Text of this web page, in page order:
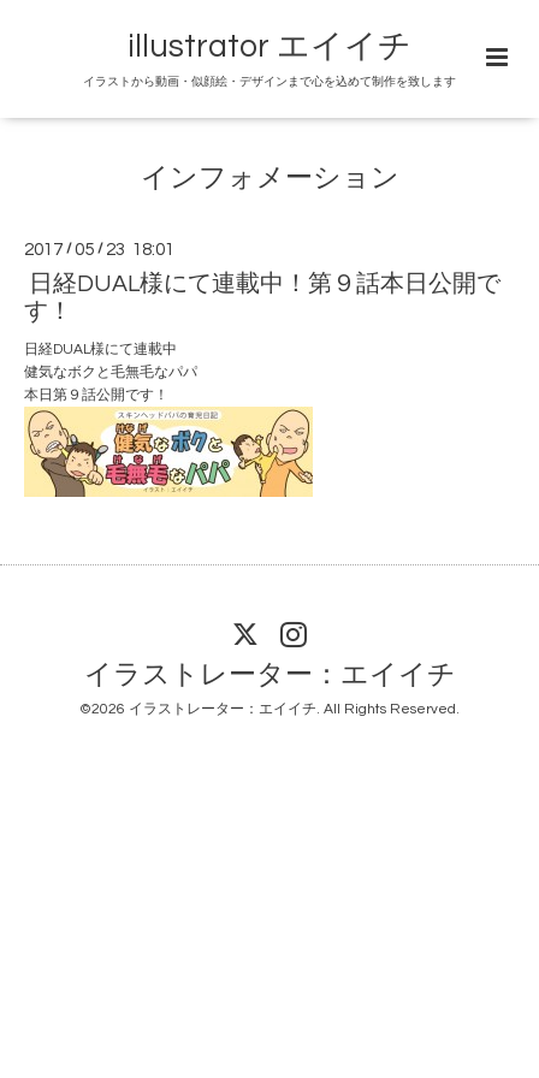
illustrator エイイチ
イラストから動画・似顔絵・デザインまで心を込めて制作を致します
インフォメーション
2017 /05 / 23 18:01
日経DUAL様にて連載中！第９話本日公開で
す！
日経DUAL様にて連載中
健気なボクと毛無毛なパパ
本日第９話公開です！
イラストレーター：エイイチ
©2026 イラストレーター：エイイチ. All Rights Reserved.